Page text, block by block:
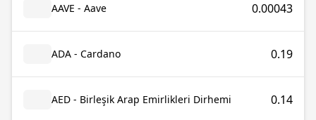
AAVE - Aave 0.00043
ADA - Cardano 0.19
AED - Birleşik Arap Emirlikleri Dirhemi 0.14